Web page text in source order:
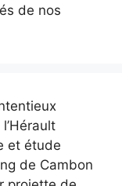
de nos
et étude
de Cambon